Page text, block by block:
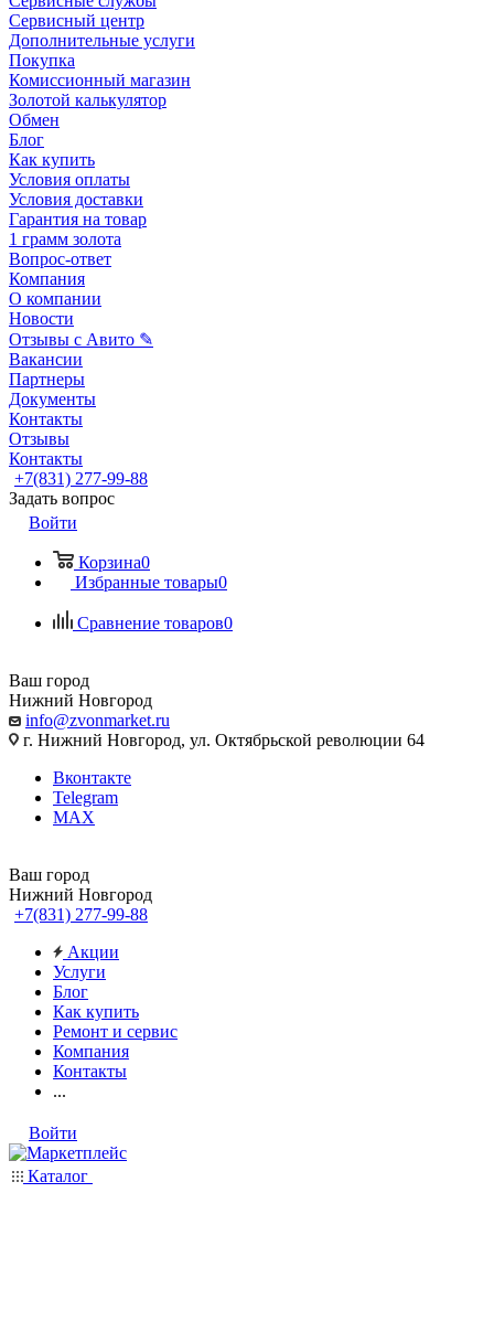
Сервисный центр
Дополнительные услуги
Покупка
Комиссионный магазин
Золотой калькулятор
Обмен
Блог
Как купить
Условия оплаты
Условия доставки
Гарантия на товар
1 грамм золота
Вопрос-ответ
Компания
О компании
Новости
Отзывы с Авито ✎
Вакансии
Партнеры
Документы
Контакты
Отзывы
Контакты
+7(831) 277-99-88
Задать вопрос
Войти
Корзина0
Избранные товары0
Сравнение товаров0
Ваш город
Нижний Новгород
info@zvonmarket.ru
г. Нижний Новгород, ул. Октябрьской революции 64
Вконтакте
Telegram
MAX
Ваш город
Нижний Новгород
+7(831) 277-99-88
Акции
Услуги
Блог
Как купить
Ремонт и сервис
Компания
Контакты
...
Войти
Каталог